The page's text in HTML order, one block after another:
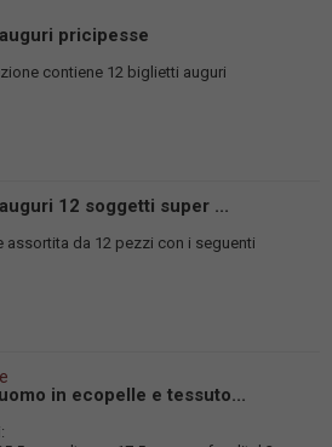
pricipesse
contiene 12 biglietti auguri
12 soggetti super ...
assortita da 12 pezzi con i seguenti
in ecopelle e tessuto...